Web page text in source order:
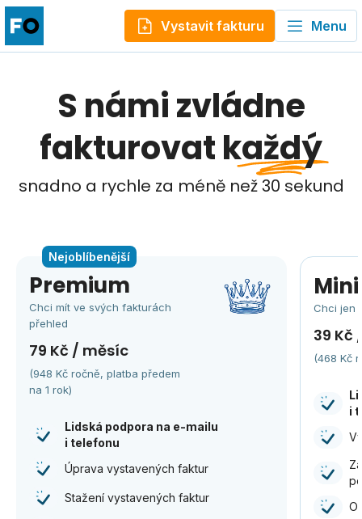
Vystavit fakturu Menu
S námi zvládne
fakturovatkaždý
snadno a rychle za méně než 30 sekund
Premium
Chci mít ve svých fakturách
přehled
79 Kč / měsíc
(948 Kč ročně, platba předem
na 1 rok)
Lidská podpora na e-⁠mailu
i telefonu
Úprava vystavených faktur
Stažení vystavených faktur
Mini
Chci jen
39 Kč
(468 Kč
i